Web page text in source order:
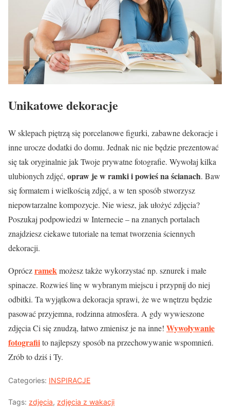
Unikatowe dekoracje
W sklepach piętrzą się porcelanowe figurki, zabawne dekoracje i
inne urocze dodatki do domu. Jednak nic nie będzie prezentować
się tak oryginalnie jak Twoje prywatne fotografie. Wywołaj kilka
ulubionych zdjęć, opraw je w ramki i powieś na ścianach. Baw
się formatem i wielkością zdjęć, a w ten sposób stworzysz
niepowtarzalne kompozycje. Nie wiesz, jak ułożyć zdjęcia?
Poszukaj podpowiedzi w Internecie – na znanych portalach
znajdziesz ciekawe tutoriale na temat tworzenia ściennych
dekoracji.
Opróczramekmożesz także wykorzystać np. sznurek i małe
spinacze. Rozwieś linę w wybranym miejscu i przypnij do niej
odbitki. Ta wyjątkowa dekoracja sprawi, że we wnętrzu będzie
pasować przyjemna, rodzinna atmosfera. A gdy wywieszone
zdjęcia Ci się znudzą, łatwo zmienisz je na inne! Wywoływanie
fotografiito najlepszy sposób na przechowywanie wspomnień.
Zrób to dziś i Ty.
Categories: INSPIRACJE
Tags: zdjęcia, zdjęcia z wakacji